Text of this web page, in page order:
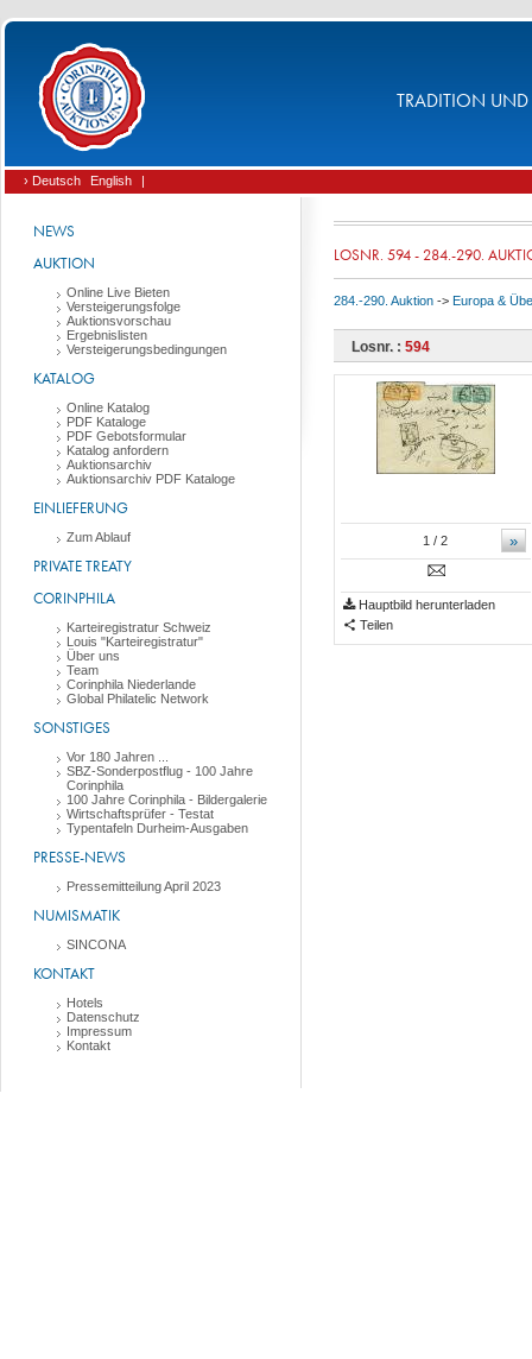
TRADITION UND
› Deutsch English |
NEWS
AUKTION
Online Live Bieten
Versteigerungsfolge
Auktionsvorschau
Ergebnislisten
Versteigerungsbedingungen
KATALOG
Online Katalog
PDF Kataloge
PDF Gebotsformular
Katalog anfordern
Auktionsarchiv
Auktionsarchiv PDF Kataloge
EINLIEFERUNG
Zum Ablauf
PRIVATE TREATY
CORINPHILA
Karteiregistratur Schweiz
Louis "Karteiregistratur"
Über uns
Team
Corinphila Niederlande
Global Philatelic Network
SONSTIGES
Vor 180 Jahren ...
SBZ-Sonderpostflug - 100 Jahre
Corinphila
100 Jahre Corinphila - Bildergalerie
Wirtschaftsprüfer - Testat
Typentafeln Durheim-Ausgaben
PRESSE-NEWS
Pressemitteilung April 2023
NUMISMATIK
SINCONA
KONTAKT
Hotels
Datenschutz
Impressum
Kontakt
LOSNR. 594 - 284.-290.
284.-290. Auktion -> Europa &
Losnr. : 594
»
1 / 2
Hauptbild herunterladen
Teilen